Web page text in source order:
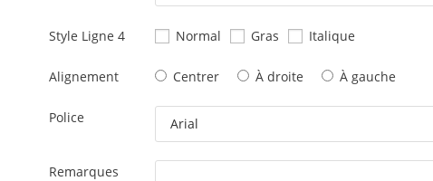
Style Ligne 4 Normal Gras Italique
Alignement Centrer À droite À gauche
Police
Remarques